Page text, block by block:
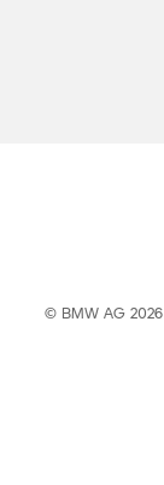
© BMW AG 2026